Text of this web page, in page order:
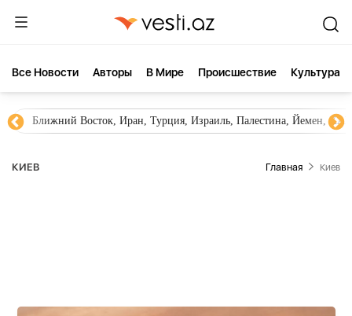
Все Новости Aвторы В Мире Происшествие Культура
Новости Азербайджана Южный Кавказ, Грузия,
КИЕВ Главная Киев